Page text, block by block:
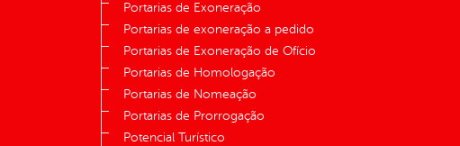
Portarias de Exoneração
Portarias de exoneração a pedido
Portarias de Exoneração de Ofício
Portarias de Homologação
Portarias de Nomeação
Portarias de Prorrogação
Potencial Turístico